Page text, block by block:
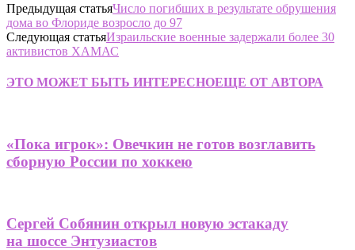
Предыдущая статьяЧисло погибших в результате обрушения
дома во Флориде возросло до 97
Следующая статьяИзраильские военные задержали более 30
активистов ХАМАС
ЭТО МОЖЕТ БЫТЬ ИНТЕРЕСНОЕЩЕ ОТ АВТОРА
«Пока игрок»: Овечкин не готов возглавить
сборную России по хоккею
Сергей Собянин открыл новую эстакаду
на шоссе Энтузиастов